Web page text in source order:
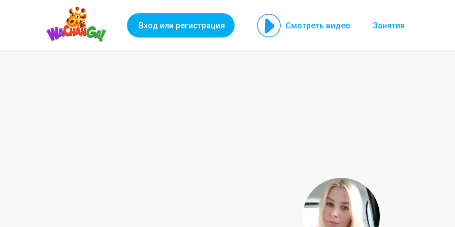
Вход или регистрация Смотреть видео Занятия